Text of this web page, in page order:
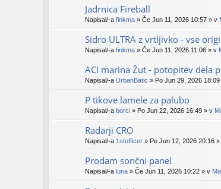
Jadrnica Fireball
Napisal/-a finkma » Če Jun 11, 2026 10:57 » v
Sidro ULTRA z vrtljivko - vse
Napisal/-a finkma » Če Jun 11, 2026 11:06 » v
ACI marina Žut - potopitev dela
Napisal/-a UrbanBatic » Po Jun 29, 2026
P tikove lamele za palubo
Napisal/-a borci » Po Jun 22, 2026 16:49 » v
Radarji CRO
Napisal/-a 1stofficer » Pe Jun 12, 2026 20:16
Prodam sončni panel
Napisal/-a luna » Če Jun 11, 2026 10:22 » v